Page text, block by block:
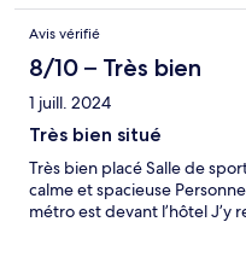
Avis vérifié
8/10 – Très bien
1 juill. 2024
Très bien situé
Très bien placé Salle de
calme et spacieuse
métro est devant l’hôtel J’y